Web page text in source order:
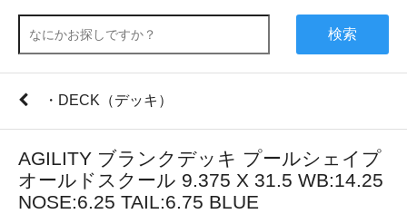
検索
・DECK（デッキ）
AGILITY ブランクデッキ プールシェイプ
オールドスクール 9.375 X 31.5 WB:14.25
NOSE:6.25 TAIL:6.75 BLUE